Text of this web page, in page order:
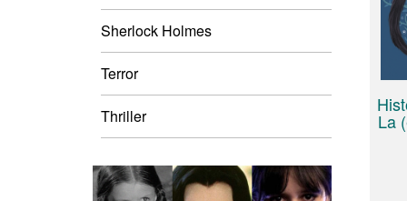
Sherlock Holmes
Terror
Thriller La